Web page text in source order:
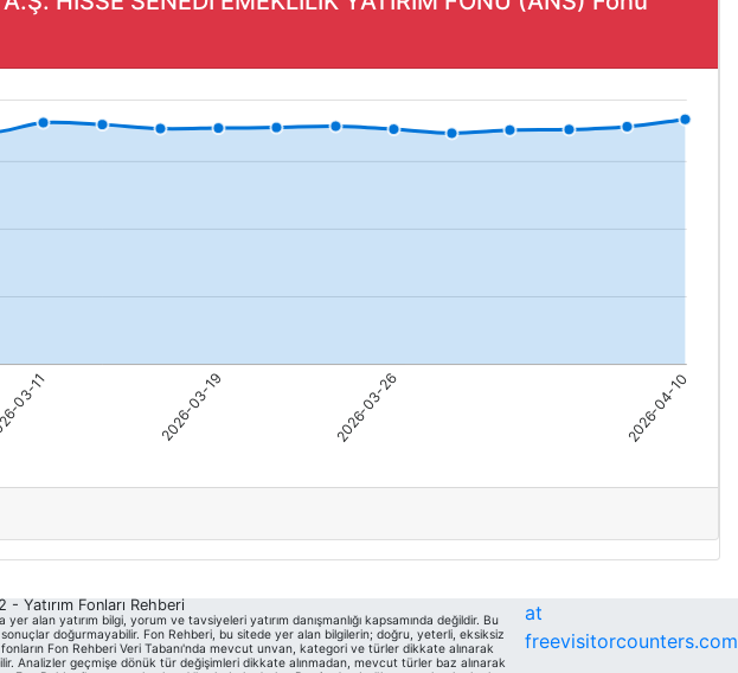
Yatırım Fonları Rehberi
alan yatırım bilgi, yorum ve tavsiyeleri yatırım danışmanlığı kapsamında değildir. Bu
doğurmayabilir. Fon Rehberi, bu sitede yer alan bilgilerin; doğru, yeterli, eksiksiz
Fon Rehberi Veri Tabanı'nda mevcut unvan, kategori ve türler dikkate alınarak
Analizler geçmişe dönük tür değişimleri dikkate alınmadan, mevcut türler baz alınarak
at
freevisitorcounters.com